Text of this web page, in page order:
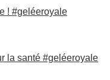
! #geléeroyale
la santé #geléeroyale